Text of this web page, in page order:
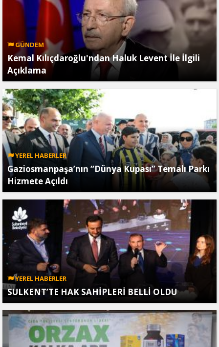
GÜNDEM
Kemal Kılıçdaroğlu'ndan Haluk Levent İle İlgili
Açıklama
YEREL HABERLER
Gaziosmanpaşa’nın “Dünya Kupası” Temalı Parkı
Hizmete Açıldı
YEREL HABERLER
SULKENT’TE HAK SAHİPLERİ BELLİ OLDU